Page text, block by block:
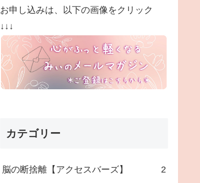
お申し込みは、以下の画像をクリック
↓↓↓
カテゴリー
脳の断捨離【アクセスバーズ】 2